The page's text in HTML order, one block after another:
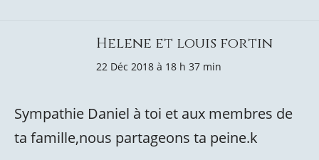
Helene et louis fortin
22 Déc 2018 à 18 h 37 min
Sympathie Daniel à toi et aux membres de
ta famille,nous partageons ta peine.k